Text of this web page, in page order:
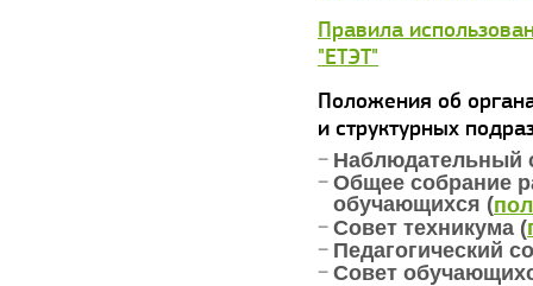
Правила
"ЕТЭТ"
Положения об
и структурных
Наблюдательный
Общее собрание
обучающихся (
Совет техникума (
Педагогический
Совет